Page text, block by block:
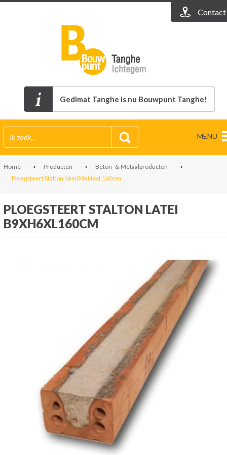
Contact
Gedimat Tanghe is nu Bouwpunt Tanghe!
MENU
Home Producten
Beton- & Metaalproducten
Ploegsteert Stalton latei B9xH6xL160cm
PLOEGSTEERT STALTON LATEI
B9XH6XL160CM